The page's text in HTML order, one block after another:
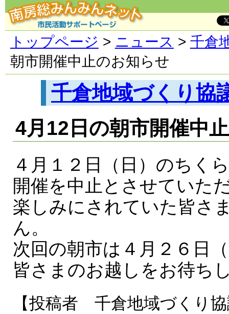
トップページ > ニュース > 千倉
朝市開催中止のお知らせ
千倉地域づくり協
4月12日の朝市開催中
４月１２日（日）のちく
開催を中止とさせていた
楽しみにされていた皆さ
ん。
次回の朝市は４月２６日
皆さまのお越しをお待ち
【投稿者 千倉地域づくり